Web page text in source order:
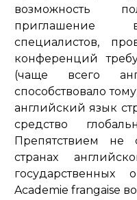
возможность
приглашение
специалистов,
конференций
(чаще всего
способствовало
английский язык
средство
Препятствием не
странах
государственных
Academie frangaise